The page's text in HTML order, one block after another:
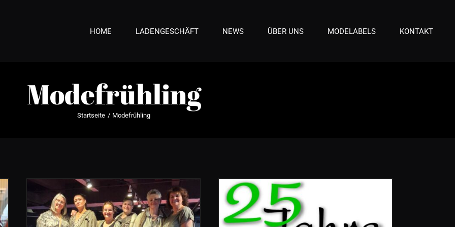
HOME LADENGESCHÄFT NEWS ÜBER UNS MODELABELS KONTAKT
Modefrühling
Startseite Modefrühling
25 Jahre
FORMVOLLENDET //